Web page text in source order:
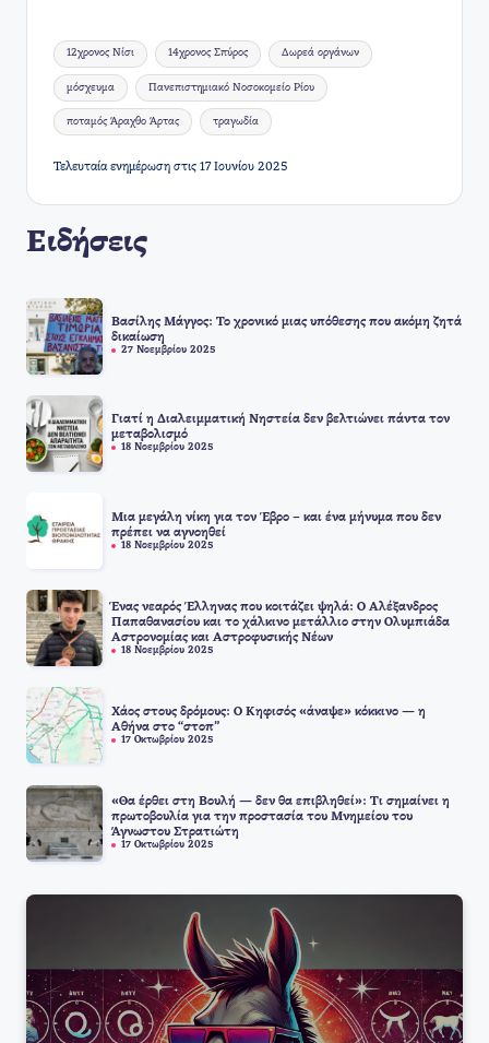
Ετικέτες:
12χρονος Νίσι 14χρονος Σπύρος Δωρεά οργάνων
μόσχευμα Πανεπιστημιακό Νοσοκομείο Ρίου
ποταμός Άραχθο Άρτας τραγωδία
Τελευταία ενημέρωση στις 17 Ιουνίου 2025
Ειδήσεις
Βασίλης Μάγγος: Το χρονικό μιας υπόθεσης που ακόμη ζητά
δικαίωση
27 Νοεμβρίου 2025
Γιατί η Διαλειμματική Νηστεία δεν βελτιώνει πάντα τον
μεταβολισμό
18 Νοεμβρίου 2025
Μια μεγάλη νίκη για τον Έβρο – και ένα μήνυμα που δεν
πρέπει να αγνοηθεί
18 Νοεμβρίου 2025
Ένας νεαρός Έλληνας που κοιτάζει ψηλά: Ο Αλέξανδρος
Παπαθανασίου και το χάλκινο μετάλλιο στην Ολυμπιάδα
Αστρονομίας και Αστροφυσικής Νέων
18 Νοεμβρίου 2025
Χάος στους δρόμους: Ο Κηφισός «άναψε» κόκκινο — η
Αθήνα στο “στοπ”
17 Οκτωβρίου 2025
«Θα έρθει στη Βουλή — δεν θα επιβληθεί»: Τι σημαίνει η
πρωτοβουλία για την προστασία του Μνημείου του
Άγνωστου Στρατιώτη
17 Οκτωβρίου 2025